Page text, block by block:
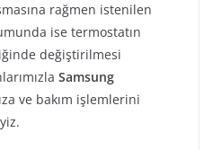
rağmen istenilen
ise termostatın
değiştirilmesi
Samsung
ve bakım işlemlerini